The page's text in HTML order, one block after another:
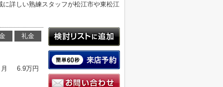
詳しい熟練スタッフが松江市や東松江
礼金
6.9万円